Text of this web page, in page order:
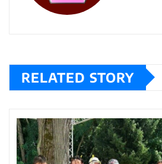
RELATED STORY